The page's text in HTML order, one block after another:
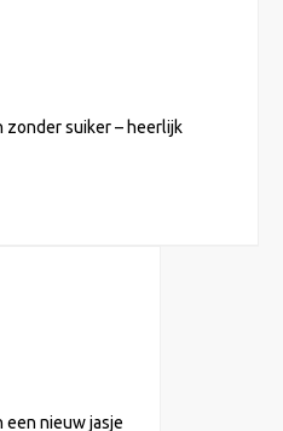
zonder suiker – heerlijk
een nieuw jasje